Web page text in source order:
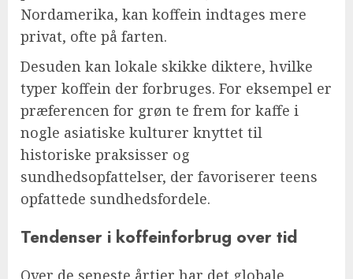
Nordamerika, kan koffein indtages mere
privat, ofte på farten.
Desuden kan lokale skikke diktere, hvilke
typer koffein der forbruges. For eksempel er
præferencen for grøn te frem for kaffe i
nogle asiatiske kulturer knyttet til
historiske praksisser og
sundhedsopfattelser, der favoriserer teens
opfattede sundhedsfordele.
Tendenser i koffeinforbrug over tid
Over de seneste årtier har det globale